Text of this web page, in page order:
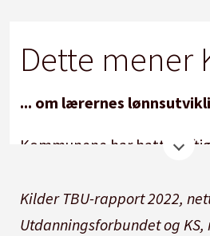
Dette mener
... om lærernes
Kommunene har hatt
trekker opp lønnsveksten
ikke er lærere, uten at det
Kilder TBU-rapport 2022,
Utdanningsforbundet og